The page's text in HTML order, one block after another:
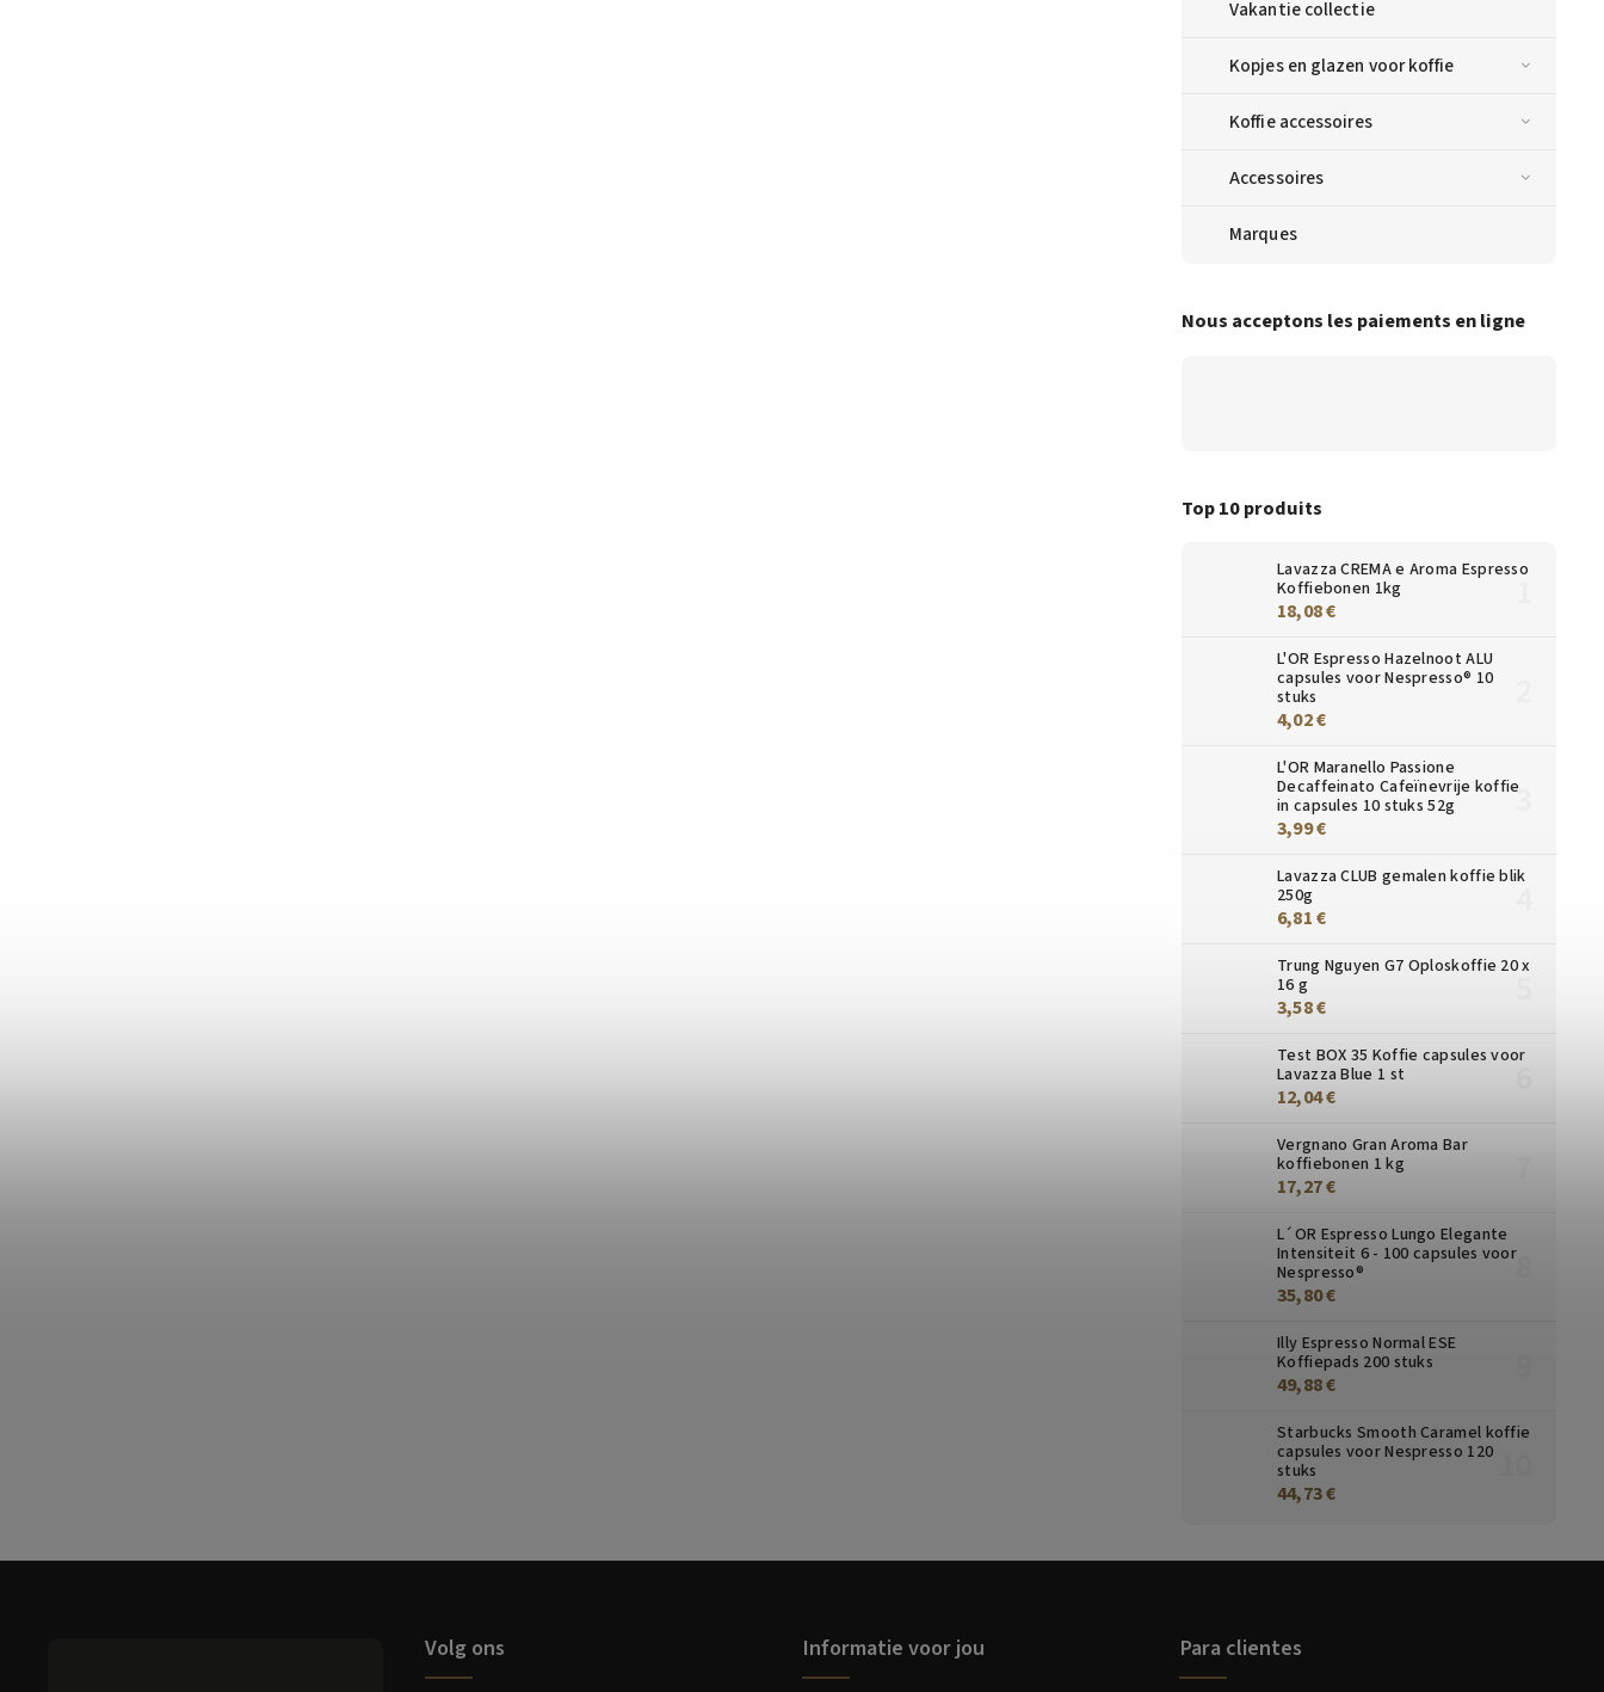
Vakantie collectie
Kopjes en glazen voor koffie
Koffie accessoires
Accessoires
Marques
Nous acceptons les paiements en ligne
Top 10 produits
Lavazza CREMA e Aroma Espresso
Koffiebonen 1kg
18,08 €
L'OR Espresso Hazelnoot ALU
capsules voor Nespresso® 10
stuks
4,02 €
L'OR Maranello Passione
Decaffeinato Cafeïnevrije koffie
in capsules 10 stuks 52g
3,99 €
Lavazza CLUB gemalen koffie blik
250g
6,81 €
Trung Nguyen G7 Oploskoffie 20 x
16 g
3,58 €
Test BOX 35 Koffie capsules voor
Lavazza Blue 1 st
12,04 €
Vergnano Gran Aroma Bar
koffiebonen 1 kg
17,27 €
L´OR Espresso Lungo Elegante
Intensiteit 6 - 100 capsules voor
Nespresso®
35,80 €
Illy Espresso Normal ESE
Koffiepads 200 stuks
49,88 €
Starbucks Smooth Caramel koffie
capsules voor Nespresso 120
stuks
44,73 €
Volg ons Informatie voor jou Para clientes